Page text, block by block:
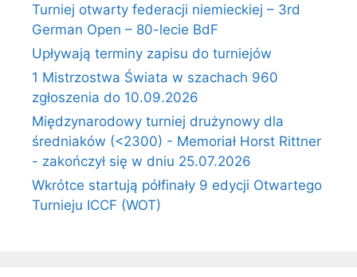
Turniej otwarty federacji niemieckiej – 3rd
German Open – 80-lecie BdF
Upływają terminy zapisu do turniejów
1 Mistrzostwa Świata w szachach 960
zgłoszenia do 10.09.2026
Międzynarodowy turniej drużynowy dla
średniaków (<2300) - Memoriał Horst Rittner
- zakończył się w dniu 25.07.2026
Wkrótce startują półfinały 9 edycji Otwartego
Turnieju ICCF (WOT)